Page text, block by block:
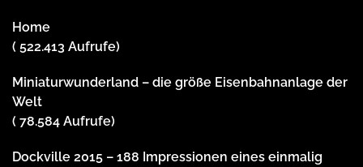
Home
( 522.413 Aufrufe)
Miniaturwunderland – die größe Eisenbahnanlage der
Welt
( 78.584 Aufrufe)
Dockville 2015 – 188 Impressionen eines einmalig